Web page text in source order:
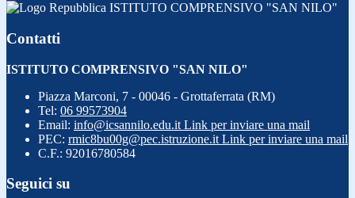
ISTITUTO COMPRENSIVO "SAN NILO"
Contatti
ISTITUTO COMPRENSIVO "SAN NILO"
Piazza Marconi, 7 - 00046 - Grottaferrata (RM)
Tel: 06 99573904
Email: info@icsannilo.edu.it Link per inviare una mail
PEC: rmic8bu00g@pec.istruzione.it Link per inviare una mail
C.F.: 92016780584
Seguici su